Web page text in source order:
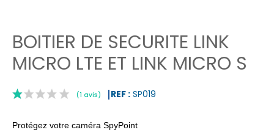
BOITIER DE SECURITE LINK
MICRO LTE ET LINK MICRO S
REF : SP019
Protégez votre caméra SpyPoint